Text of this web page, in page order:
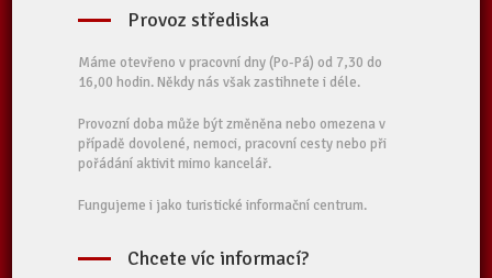
Provoz střediska
Máme otevřeno v pracovní dny (Po-Pá) od 7,30 do
16,00 hodin. Někdy nás však zastihnete i déle.
Provozní doba může být změněna nebo omezena v
případě dovolené, nemoci, pracovní cesty nebo při
pořádání aktivit mimo kancelář.
Fungujeme i jako turistické informační centrum.
Chcete víc informací?